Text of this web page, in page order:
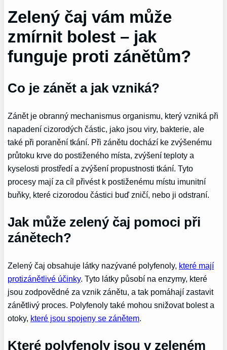
Zelený čaj vám může
zmírnit bolest – jak
funguje proti zánětům?
Co je zánět a jak vzniká?
Zánět je obranný mechanismus organismu, který vzniká při
napadení cizorodých částic, jako jsou viry, bakterie, ale
také při poranění tkání. Při zánětu dochází ke zvýšenému
průtoku krve do postiženého místa, zvýšení teploty a
kyselosti prostředí a zvýšení propustnosti tkání. Tyto
procesy mají za cíl přivést k postiženému místu imunitní
buňky, které cizorodou částici buď zničí, nebo ji odstraní.
Jak může zelený čaj pomoci při
zánětech?
Zelený čaj obsahuje látky nazývané polyfenoly, které mají
protizánětlivé účinky. Tyto látky působí na enzymy, které
jsou zodpovědné za vznik zánětu, a tak pomáhají zastavit
zánětlivý proces. Polyfenoly také mohou snižovat bolest a
otoky, které jsou spojeny se zánětem
Které polyfenoly jsou v zeleném